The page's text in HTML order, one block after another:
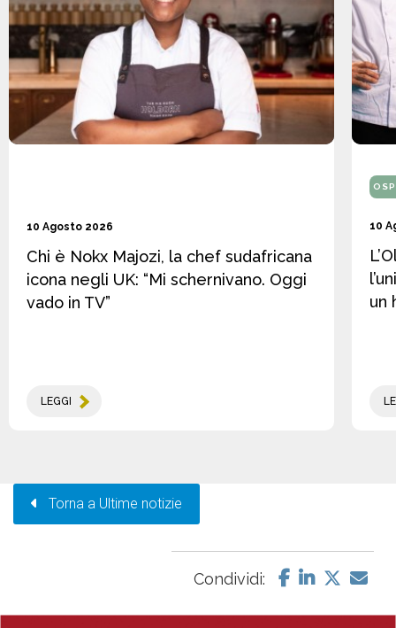
10 Agosto 2026
Chi è Nokx Majozi, la chef sudafricana
icona negli UK: “Mi schernivano. Oggi
vado in TV”
LEGGI
10
un
Torna a Ultime notizie
Condividi: